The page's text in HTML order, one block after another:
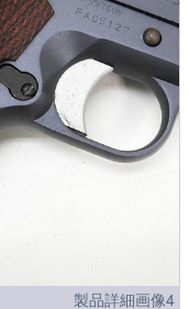
製品詳細画像4